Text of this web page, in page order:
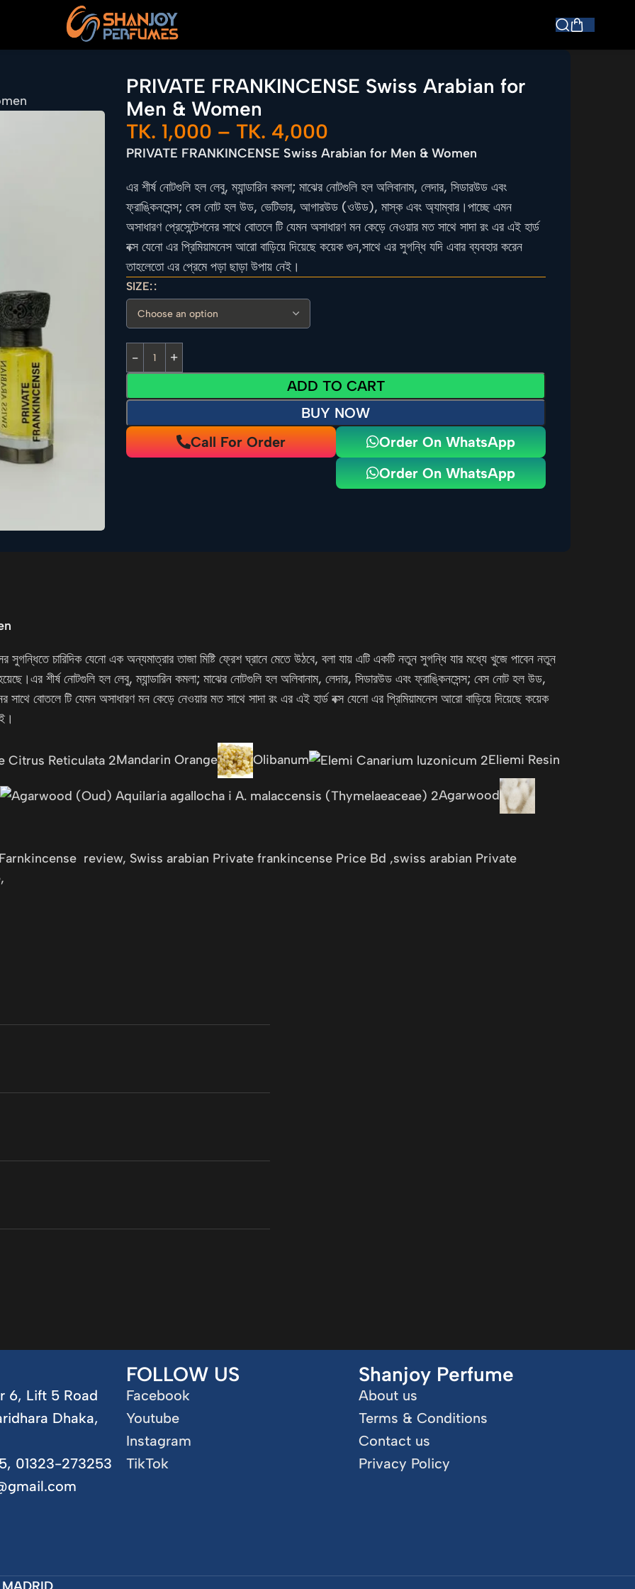
PRIVATE FRANKINCENSE Swiss Arabian for
Men & Women
TK. 1,000 – TK. 4,000
PRIVATE FRANKINCENSE Swiss Arabian for Men & Women
এর শীর্ষ নোটগুলি হল লেবু, ম্যান্ডারিন কমলা; মাঝের নোটগুলি হল অলিবানাম, লেদার, সিডারউড এবং
ফ্রাঙ্কিনসেন্স; বেস নোট হল উড, ভেটিভার, আগারউড (ওউড), মাস্ক এবং অ্যাম্বার।পাচ্ছে এমন
অসাধারণ প্রেসেন্টেশনের সাথে বোতলে টি যেমন অসাধারণ মন কেড়ে নেওয়ার মত সাথে সাদা রং এর এই হার্ড
বক্স যেনো এর প্রিমিয়ামনেস আরো বাড়িয়ে দিয়েছে কয়েক গুন,সাথে এর সুগন্ধি যদি এবার ব্যবহার করেন
তাহলেতো এর প্রেমে পড়া ছাড়া উপায় নেই।
SIZE:
ADD TO CART
BUY NOW
Call For Order
Order On WhatsApp
Order On WhatsApp
সুগন্ধিতে চারিদিক যেনো এক অন্যমাত্রার তাজা মিষ্টি ফ্রেশ ঘ্রানে মেতে উঠবে, বলা যায় এটি একটি নতুন সুগন্ধি যার মধ্যে খুজে পাবেন নতুন
শীর্ষ নোটগুলি হল লেবু, ম্যান্ডারিন কমলা; মাঝের নোটগুলি হল অলিবানাম, লেদার, সিডারউড এবং ফ্রাঙ্কিনসেন্স; বেস নোট হল উড,
বোতলে টি যেমন অসাধারণ মন কেড়ে নেওয়ার মত সাথে সাদা রং এর এই হার্ড বক্স যেনো এর প্রিমিয়ামনেস আরো বাড়িয়ে দিয়েছে কয়েক
Mandarin Orange Olibanum Eliemi Resin
Agarwood
review, Swiss arabian Private frankincense Price Bd ,swiss arabian Private
6, Lift 5 Road
Dhaka,
01323-273253
FOLLOW US
Facebook
Youtube
Instagram
TikTok
Shanjoy Perfume
About us
Terms & Conditions
Contact us
Privacy Policy